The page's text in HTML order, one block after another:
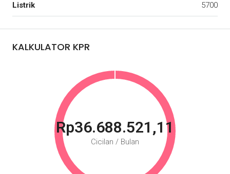
Listrik 5700
KALKULATOR KPR
Rp36.688.521,11
Cicilan / Bulan